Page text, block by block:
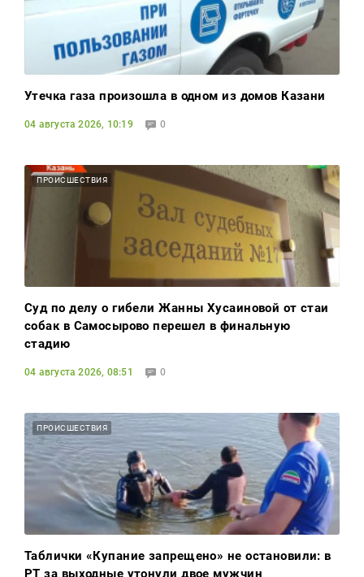
Утечка газа произошла в одном из домов Казани
04 августа 2026, 10:19 0
ПРОИСШЕСТВИЯ
Суд по делу о гибели Жанны Хусаиновой от стаи
собак в Самосырово перешел в финальную
стадию
04 августа 2026, 08:51 0
ПРОИСШЕСТВИЯ
Таблички «Купание запрещено» не остановили: в
РТ за выходные утонули двое мужчин